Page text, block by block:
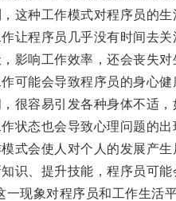
种工作模式对程序员的生
程序员几乎没有时间去关
响工作效率，还会丧失对
能会导致程序员的身心健
容易引发各种身体不适，
态也会导致心理问题的出
会使人对个人的发展产生
、提升技能，程序员可能
现象对程序员和工作生活